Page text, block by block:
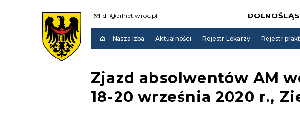
dil@dilnet.wroc.pl
Nasza Izba Aktualności Rejestr Lekarzy Rejestr
Zjazd absolwentów AM
18-20 września 2020 r.,